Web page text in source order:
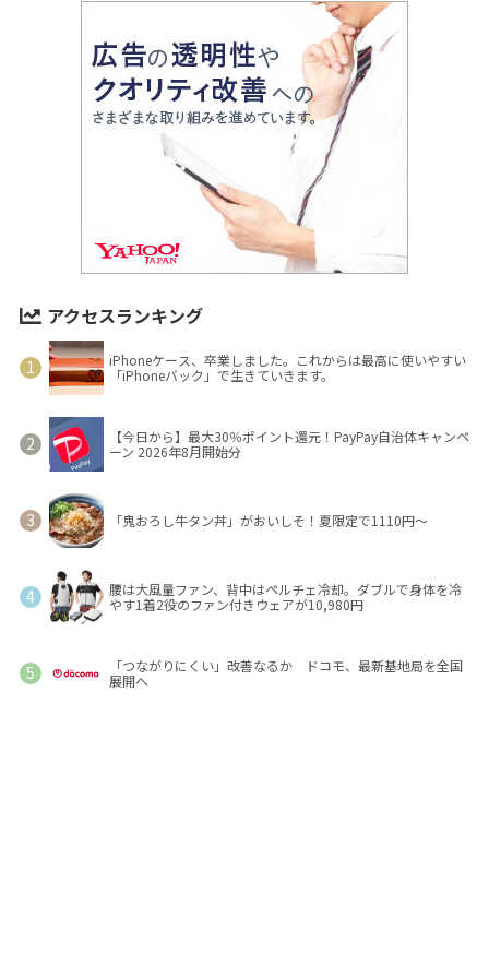
アクセスランキング
iPhoneケース、卒業しました。これからは最高に使いやすい
「iPhoneバック」で生きていきます。
【今日から】最大30％ポイント還元！PayPay自治体キャンペ
ーン 2026年8月開始分
「鬼おろし牛タン丼」がおいしそ！夏限定で1110円～
腰は大風量ファン、背中はペルチェ冷却。ダブルで身体を冷
やす1着2役のファン付きウェアが10,980円
「つながりにくい」改善なるか ドコモ、最新基地局を全国
展開へ